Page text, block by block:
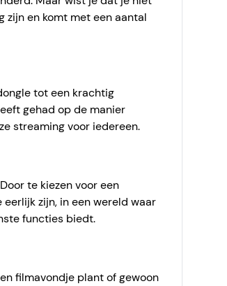
zijn en komt met een aantal
tot een krachtig
gehad op de manier
streaming voor iedereen.
te kiezen voor een
zijn, in een wereld waar
functies biedt.
filmavondje plant of gewoon